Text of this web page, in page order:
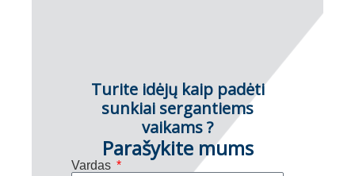
Turite idėjų kaip padėti
sunkiai sergantiems
vaikams ?
Parašykite mums
Vardas